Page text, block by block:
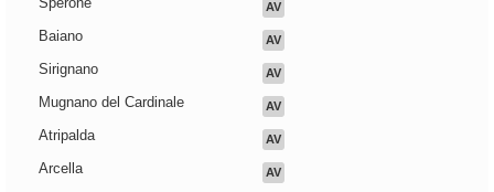
AV
Baiano AV
Sirignano AV
Mugnano del Cardinale AV
Atripalda AV
Arcella AV